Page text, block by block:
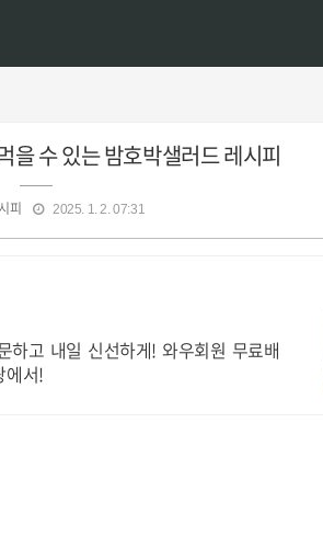
을 수 있는 밤호박샐러드 레시피
피 2025. 1. 2. 07:31
하고 내일 신선하게! 와우회원 무료배
에서!